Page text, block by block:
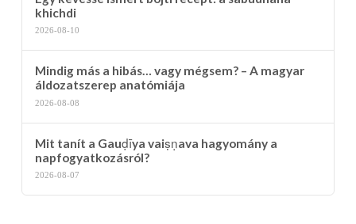
khichdi
2026-08-10
Mindig más a hibás… vagy mégsem? – A magyar
áldozatszerep anatómiája
2026-08-08
Mit tanít a Gauḍīya vaiṣṇava hagyomány a
napfogyatkozásról?
2026-08-07